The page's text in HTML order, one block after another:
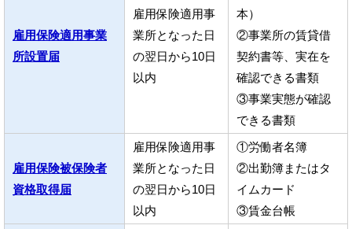
雇用保険適用事業
所設置届
雇用保険適用事
業所となった日
の翌日から10日
以内
本）
②事業所の賃貸借
契約書等、実在を
確認できる書類
③事業実態が確認
できる書類
雇用保険被保険者
資格取得届
雇用保険適用事
業所となった日
の翌日から10日
以内
①労働者名簿
②出勤簿またはタ
イムカード
③賃金台帳